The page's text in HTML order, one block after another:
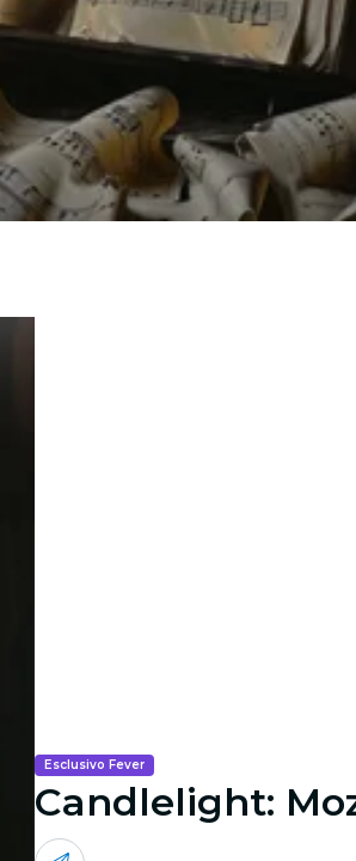
Esclusivo Fever
Candlelight: